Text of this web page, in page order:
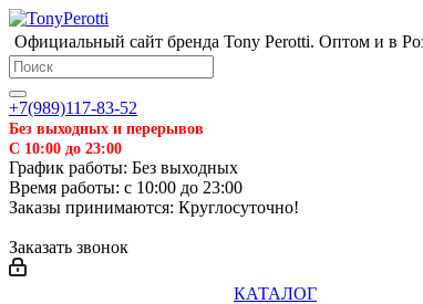
Официальный сайт бренда Tony Perotti. Оптом и в
+7(989)117-83-52
Без выходных и перерывов
С 10:00 до 23:00
График работы: Без выходных
Время работы: с 10:00 до 23:00
Заказы принимаются: Круглосуточно!
Заказать звонок
КАТАЛОГ